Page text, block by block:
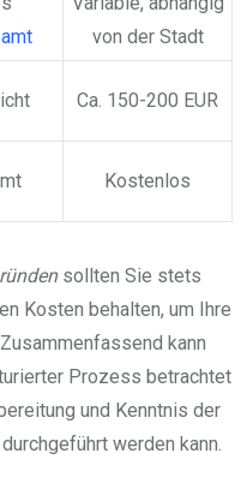
von der Stadt
Ca. 150-200 EUR
Kostenlos
sollten Sie stets
Kosten behalten, um Ihre
kann
Prozess betrachtet
und Kenntnis der
werden kann.